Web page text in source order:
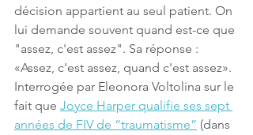
décision appartient au seul patient. On
lui demande souvent quand est-ce que
"assez, c'est assez". Sa réponse :
«Assez, c'est assez, quand c'est assez».
Interrogée par Eleonora Voltolina sur le
fait que Joyce Harper qualifie ses sept
années de FIV de “traumatisme” (dans